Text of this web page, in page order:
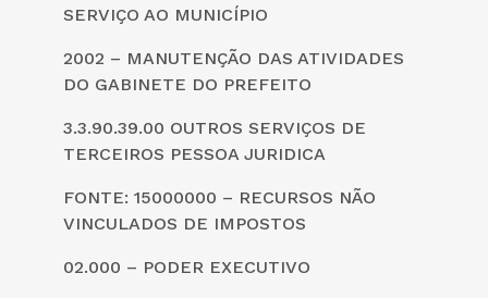
SERVIÇO AO MUNICÍPIO
2002 – MANUTENÇÃO DAS ATIVIDADES
DO GABINETE DO PREFEITO
3.3.90.39.00 OUTROS SERVIÇOS DE
TERCEIROS PESSOA JURIDICA
FONTE: 15000000 – RECURSOS NÃO
VINCULADOS DE IMPOSTOS
02.000 – PODER EXECUTIVO